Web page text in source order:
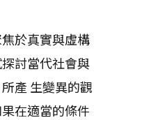
於真實與虛構
討當代社會與
產 生變異的觀
在適當的條件